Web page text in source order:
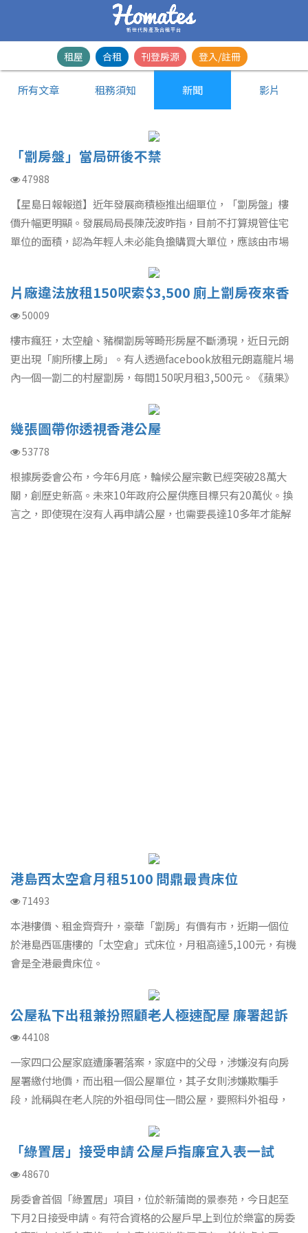
新世代房產及合租平台
租屋 合租 刊登房源 登入/註冊
所有文章 租務須知 新聞 影片
「劏房盤」當局研後不禁
47988
【星島日報報道】近年發展商積極推出細單位，「劏房盤」樓
價升幅更明顯。發展局局長陳茂波昨指，目前不打算規管住宅
單位的面積，認為年輕人未必能負擔購買大單位，應該由市場
劃，除增加發展土地，會將環保和生物多樣性納入規劃及發展
決策過程，提升香港的宜居度。
片廠違法放租150呎索$3,500 廁上劏房夜來香
50009
樓市瘋狂，太空艙、豬欄劏房等畸形房屋不斷湧現，近日元朗
更出現「廁所樓上房」。有人透過facebook放租元朗嘉龍片場
內一個一劏二的村屋劏房，每間150呎月租3,500元。《蘋果》
半公廁，更發現有人涉嫌兩年前起已違例發展，將劏房悄悄出
租。規劃署表示會跟進調查，有立法會議員促當局再施辣招打
壓貴租，及從速取締這類違法畸形劏房。
幾張圖帶你透視香港公屋
53778
根據房委會公布，今年6月底，輪候公屋宗數已經突破28萬大
關，創歷史新高。未來10年政府公屋供應目標只有20萬伙。換
言之，即使現在沒有人再申請公屋，也需要長達10多年才能解
港島西太空倉月租5100 問鼎最貴床位
71493
本港樓價、租金齊齊升，豪華「劏房」有價有市，近期一個位
於港島西區唐樓的「太空倉」式床位，月租高達5,100元，有機
會是全港最貴床位。
公屋私下出租兼扮照顧老人極速配屋 廉署起訴
一家四口
44108
一家四口公屋家庭遭廉署落案，家庭中的父母，涉嫌沒有向房
屋署繳付地價，而出租一個公屋單位，其子女則涉嫌欺騙手
段，訛稱與在老人院的外祖母同住一間公屋，要照料外祖母，
「綠置居」接受申請 公屋戶指廉宜入表一試
48670
房委會首個「綠置居」項目，位於新蒲崗的景泰苑，今日起至
下月2日接受申請。有符合資格的公屋戶早上到位於樂富的房委